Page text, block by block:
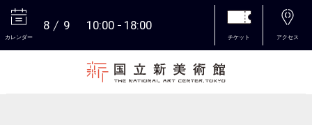
カレンダー
8 9 10:00 18:00
チケット アクセス